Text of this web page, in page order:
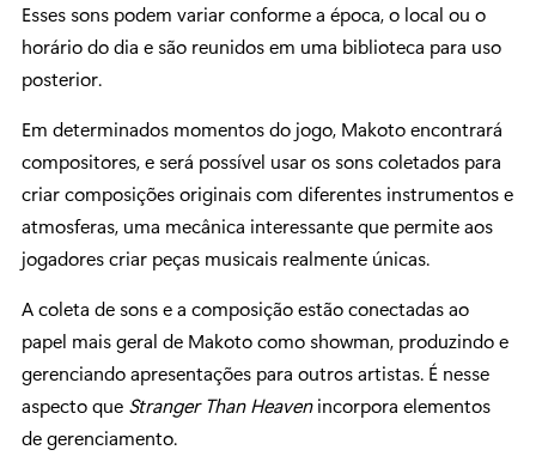
Esses sons podem variar conforme a época, o local ou o
horário do dia e são reunidos em uma biblioteca para uso
posterior.
Em determinados momentos do jogo, Makoto encontrará
compositores, e será possível usar os sons coletados para
criar composições originais com diferentes instrumentos e
atmosferas, uma mecânica interessante que permite aos
jogadores criar peças musicais realmente únicas.
A coleta de sons e a composição estão conectadas ao
papel mais geral de Makoto como showman, produzindo e
gerenciando apresentações para outros artistas. É nesse
aspecto que Stranger Than Heavenincorpora elementos
de gerenciamento.